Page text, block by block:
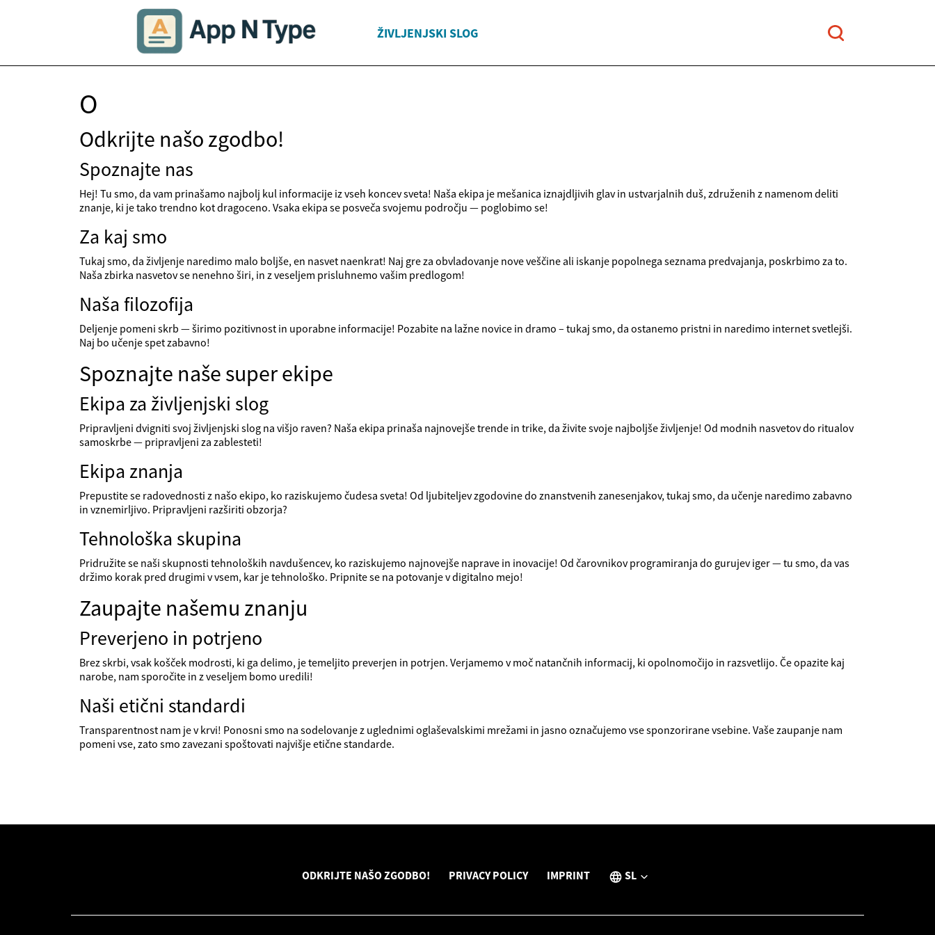
ŽIVLJENJSKI SLOG
O
Odkrijte našo zgodbo!
Spoznajte nas
Hej! Tu smo, da vam prinašamo najbolj kul informacije iz vseh koncev sveta! Naša ekipa je mešanica iznajdljivih glav in ustvarjalnih duš, združenih z namenom deliti
znanje, ki je tako trendno kot dragoceno. Vsaka ekipa se posveča svojemu področju — poglobimo se!
Za kaj smo
Tukaj smo, da življenje naredimo malo boljše, en nasvet naenkrat! Naj gre za obvladovanje nove veščine ali iskanje popolnega seznama predvajanja, poskrbimo za to.
Naša zbirka nasvetov se nenehno širi, in z veseljem prisluhnemo vašim predlogom!
Naša filozofija
Deljenje pomeni skrb — širimo pozitivnost in uporabne informacije! Pozabite na lažne novice in dramo – tukaj smo, da ostanemo pristni in naredimo internet svetlejši.
Naj bo učenje spet zabavno!
Spoznajte naše super ekipe
Ekipa za življenjski slog
Pripravljeni dvigniti svoj življenjski slog na višjo raven? Naša ekipa prinaša najnovejše trende in trike, da živite svoje najboljše življenje! Od modnih nasvetov do ritualov
samoskrbe — pripravljeni za zablesteti!
Ekipa znanja
Prepustite se radovednosti z našo ekipo, ko raziskujemo čudesa sveta! Od ljubiteljev zgodovine do znanstvenih zanesenjakov, tukaj smo, da učenje naredimo zabavno
in vznemirljivo. Pripravljeni razširiti obzorja?
Tehnološka skupina
Pridružite se naši skupnosti tehnoloških navdušencev, ko raziskujemo najnovejše naprave in inovacije! Od čarovnikov programiranja do gurujev iger — tu smo, da vas
držimo korak pred drugimi v vsem, kar je tehnološko. Pripnite se na potovanje v digitalno mejo!
Zaupajte našemu znanju
Preverjeno in potrjeno
Brez skrbi, vsak košček modrosti, ki ga delimo, je temeljito preverjen in potrjen. Verjamemo v moč natančnih informacij, ki opolnomočijo in razsvetlijo. Če opazite kaj
narobe, nam sporočite in z veseljem bomo uredili!
Naši etični standardi
Transparentnost nam je v krvi! Ponosni smo na sodelovanje z uglednimi oglaševalskimi mrežami in jasno označujemo vse sponzorirane vsebine. Vaše zaupanje nam
pomeni vse, zato smo zavezani spoštovati najvišje etične standarde.
ODKRIJTE NAŠO ZGODBO! PRIVACY POLICY IMPRINT SL